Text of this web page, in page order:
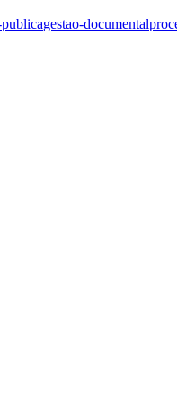
gestao-documental